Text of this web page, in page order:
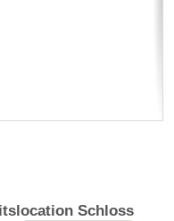
Schloss